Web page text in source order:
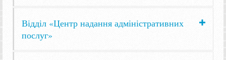
Відділ «Центр надання адміністративних
послуг»